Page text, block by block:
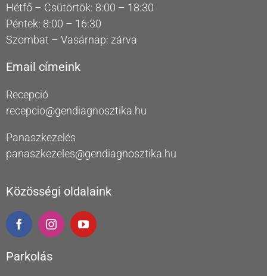
Hétfő – Csütörtök: 8:00 – 18:30
Péntek: 8:00 – 16:30
Szombat – Vasárnap: zárva
Email címeink
Recepció
recepcio@gendiagnosztika.hu
Panaszkezelés
panaszkezeles@gendiagnosztika.hu
Közösségi oldalaink
Parkolás